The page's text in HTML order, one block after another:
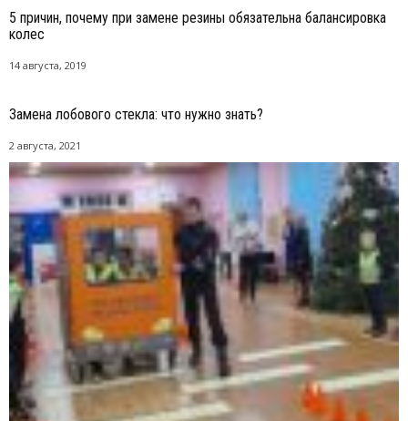
5 причин, почему при замене резины обязательна балансировка
колес
14 августа, 2019
Замена лобового стекла: что нужно знать?
2 августа, 2021